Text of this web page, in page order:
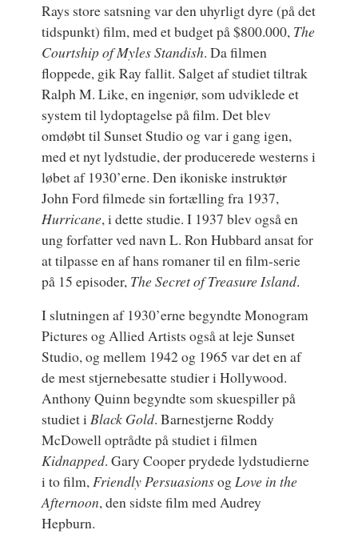
Rays store satsning var den uhyrligt dyre (på det
tidspunkt) film, med et budget på $800.000, The
Courtship of Myles Standish. Da filmen
floppede, gik Ray fallit. Salget af studiet tiltrak
Ralph M. Like, en ingeniør, som udviklede et
system til lydoptagelse på film. Det blev
omdøbt til Sunset Studio og var i gang igen,
med et nyt lydstudie, der producerede westerns i
løbet af 1930’erne. Den ikoniske instruktør
John Ford filmede sin fortælling fra 1937,
Hurricane, i dette studie. I 1937 blev også en
ung forfatter ved navn L. Ron Hubbard ansat for
at tilpasse en af hans romaner til en film-serie
på 15 episoder, The Secret of Treasure Island.
I slutningen af 1930’erne begyndte Monogram
Pictures og Allied Artists også at leje Sunset
Studio, og mellem 1942 og 1965 var det en af
de mest stjernebesatte studier i Hollywood.
Anthony Quinn begyndte som skuespiller på
studiet iBlack Gold. Barnestjerne Roddy
McDowell optrådte på studiet i filmen
Kidnapped. Gary Cooper prydede lydstudierne
i to film,Friendly PersuasionsogLove in the
Afternoon, den sidste film med Audrey
Hepburn.